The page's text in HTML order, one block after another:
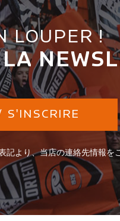
LOUPER !
S'INSCRIRE
より、当店の連絡先情報を